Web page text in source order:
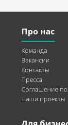
Про нас
Команда
Вакансии
Контакты
Пресса
Соглашение
Наши проекты